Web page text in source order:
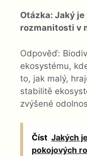
Otázka: Jaký
rozmanitosti v
Odpověď:
ekosystému,
to, jak malý,
stabilitě
zvýšené
Číst Jakých
pokojových